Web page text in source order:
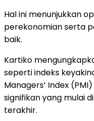
Hal ini menunjukkan
perekonomian serta
baik.
Kartiko
seperti indeks
Managers’ Index
signifikan yang mulai
terakhir.